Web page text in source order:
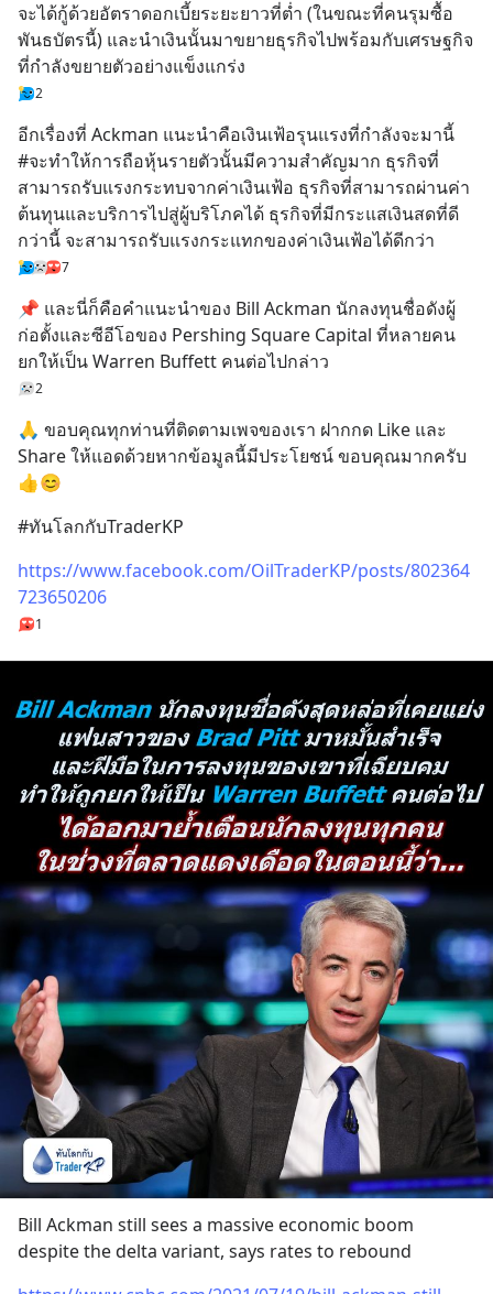
จะได้กู้ด้วยอัตราดอกเบี้ยระยะยาวที่ต่ำ (ในขณะที่คนรุมซื้อ
พันธบัตรนี้) และนำเงินนั้นมาขยายธุรกิจไปพร้อมกับเศรษฐกิจ
ที่กำลังขยายตัวอย่างแข็งแกร่ง
2
อีกเรื่องที่ Ackman แนะนำคือเงินเฟ้อรุนแรงที่กำลังจะมานี้
#จะทำให้การถือหุ้นรายตัวนั้นมีความสำคัญมาก ธุรกิจที่
สามารถรับแรงกระทบจากค่าเงินเฟ้อ ธุรกิจที่สามารถผ่านค่า
ต้นทุนและบริการไปสู่ผู้บริโภคได้ ธุรกิจที่มีกระแสเงินสดที่ดี
กว่านี้ จะสามารถรับแรงกระแทกของค่าเงินเฟ้อได้ดีกว่า
7
📌 และนี่ก็คือคำแนะนำของ Bill Ackman นักลงทุนชื่อดังผู้
ก่อตั้งและซีอีโอของ Pershing Square Capital ที่หลายคน
ยกให้เป็น Warren Buffett คนต่อไปกล่าว
2
🙏 ขอบคุณทุกท่านที่ติดตามเพจของเรา ฝากกด Like และ
Share ให้แอดด้วยหากข้อมูลนี้มีประโยชน์ ขอบคุณมากครับ
👍😊
#ทันโลกกับTraderKP
https://www.facebook.com/OilTraderKP/posts/802364
723650206
1
Bill Ackman still sees a massive economic boom
despite the delta variant, says rates to rebound